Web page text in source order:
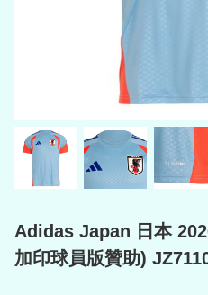
Adidas Japan 日本
加印球員版贊助)